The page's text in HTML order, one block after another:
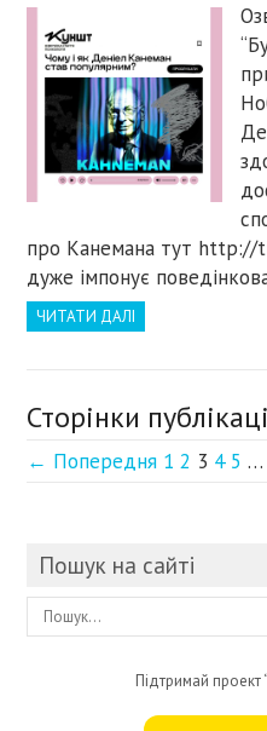
про Канемана тут http://
дуже імпонує
ЧИТАТИ ДАЛІ
Сторінки
← Попередня 1 2 3 4 5 …
Пошук на сайті
Підтримай проект